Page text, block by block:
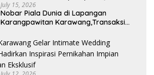
July 15, 2026
Nobar Piala Dunia di Lapangan
Karangpawitan Karawang,Transaksi